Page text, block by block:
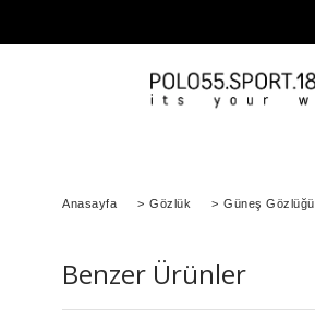
Anasayfa > Gözlük > Güneş Gözlüğü
Benzer Ürünler